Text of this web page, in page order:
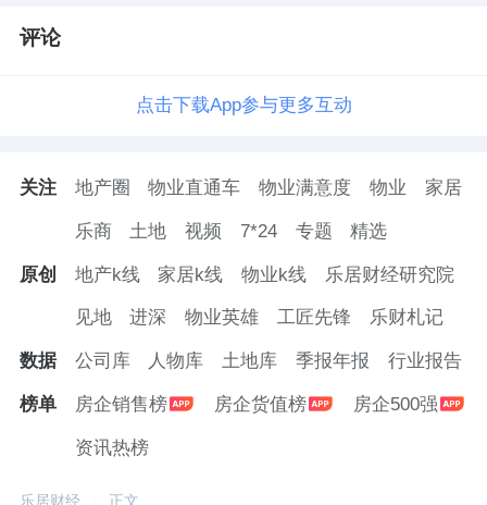
评论
点击下载App参与更多互动
关注 地产圈 物业直通车 物业满意度 物业 家居
乐商 土地 视频 7*24 专题 精选
原创 地产k线 家居k线 物业k线 乐居财经研究院
见地 进深 物业英雄 工匠先锋 乐财札记
数据 公司库 人物库 土地库 季报年报 行业报告
榜单 房企销售榜 房企货值榜 房企500强
资讯热榜
乐居财经 正文